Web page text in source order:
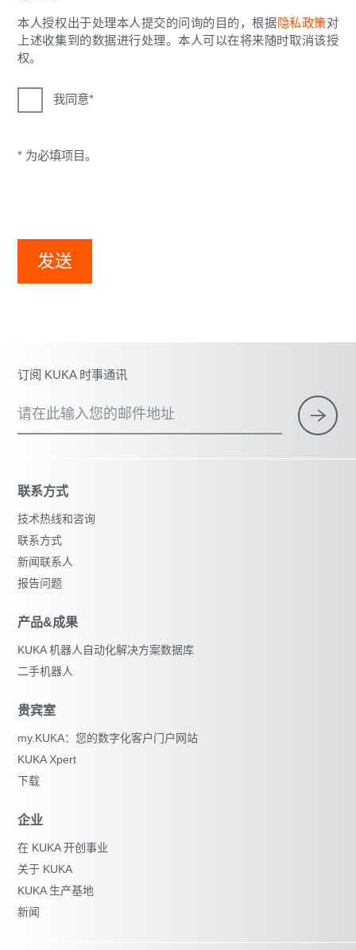
本人授权出于处理本人提交的问询的目的，根据隐私政策对
上述收集到的数据进行处理。本人可以在将来随时取消该授
权。
我同意
* 为必填项目。
发送
订阅 KUKA 时事通讯
请在此输入您的邮件地址
联系方式
技术热线和咨询
联系方式
新闻联系人
报告问题
产品&成果
KUKA 机器人自动化解决方案数据库
二手机器人
贵宾室
my.KUKA：您的数字化客户门户网站
KUKA Xpert
下载
企业
在 KUKA 开创事业
关于 KUKA
KUKA 生产基地
新闻